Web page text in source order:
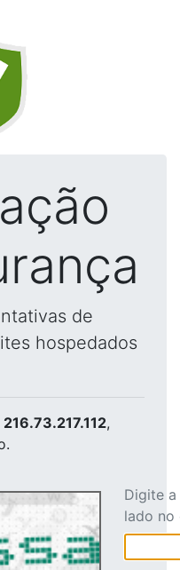
de
hospedados
216.73.217.112,
Digite
lado no